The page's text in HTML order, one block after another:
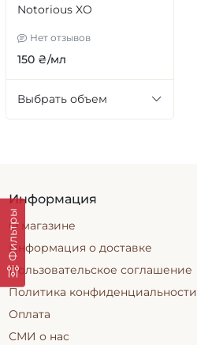
Фильтры
Notorious XO
Нет отзывов
150 ₴/мл
Выбрать объем
Информация
О магазине
Информация о доставке
Пользовательское соглашение
Политика конфиденциальности
Оплата
СМИ о нас